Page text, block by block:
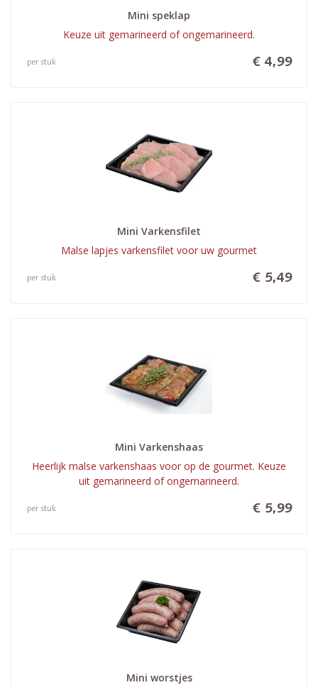
Mini speklap
Keuze uit gemarineerd of ongemarineerd.
€ 4,99
per stuk
Mini Varkensfilet
Malse lapjes varkensfilet voor uw gourmet
€ 5,49
per stuk
Mini Varkenshaas
Heerlijk malse varkenshaas voor op de gourmet. Keuze
uit gemarineerd of ongemarineerd.
€ 5,99
per stuk
Mini worstjes